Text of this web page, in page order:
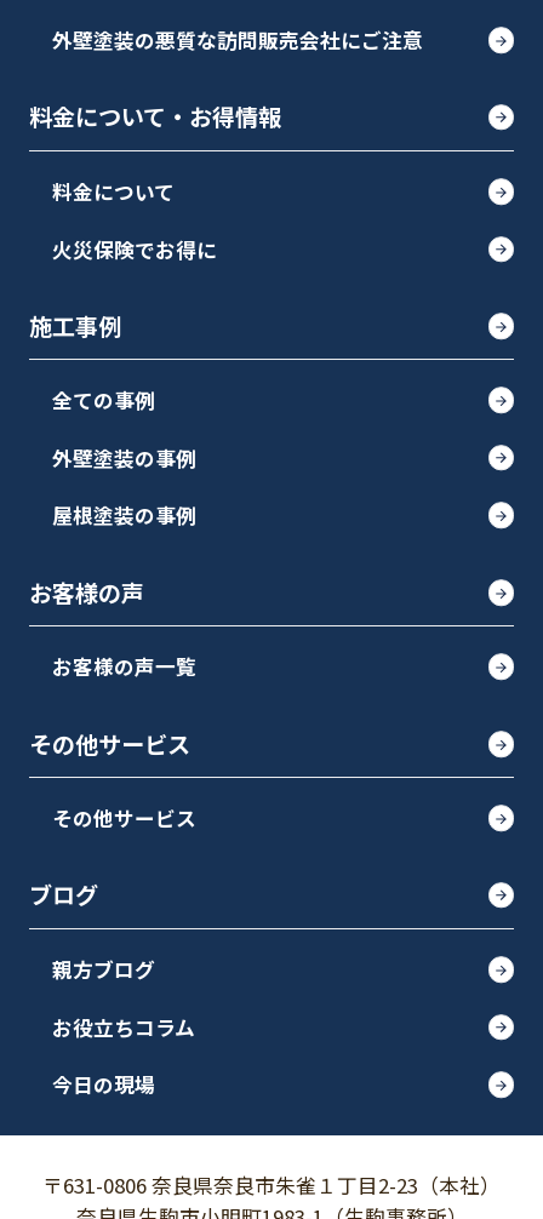
外壁塗装の悪質な訪問販売会社にご注意
料金について・お得情報
料金について
火災保険でお得に
施工事例
全ての事例
外壁塗装の事例
屋根塗装の事例
お客様の声
お客様の声一覧
その他サービス
その他サービス
ブログ
親方ブログ
お役立ちコラム
今日の現場
〒631-0806 奈良県奈良市朱雀１丁目2-23（本社）